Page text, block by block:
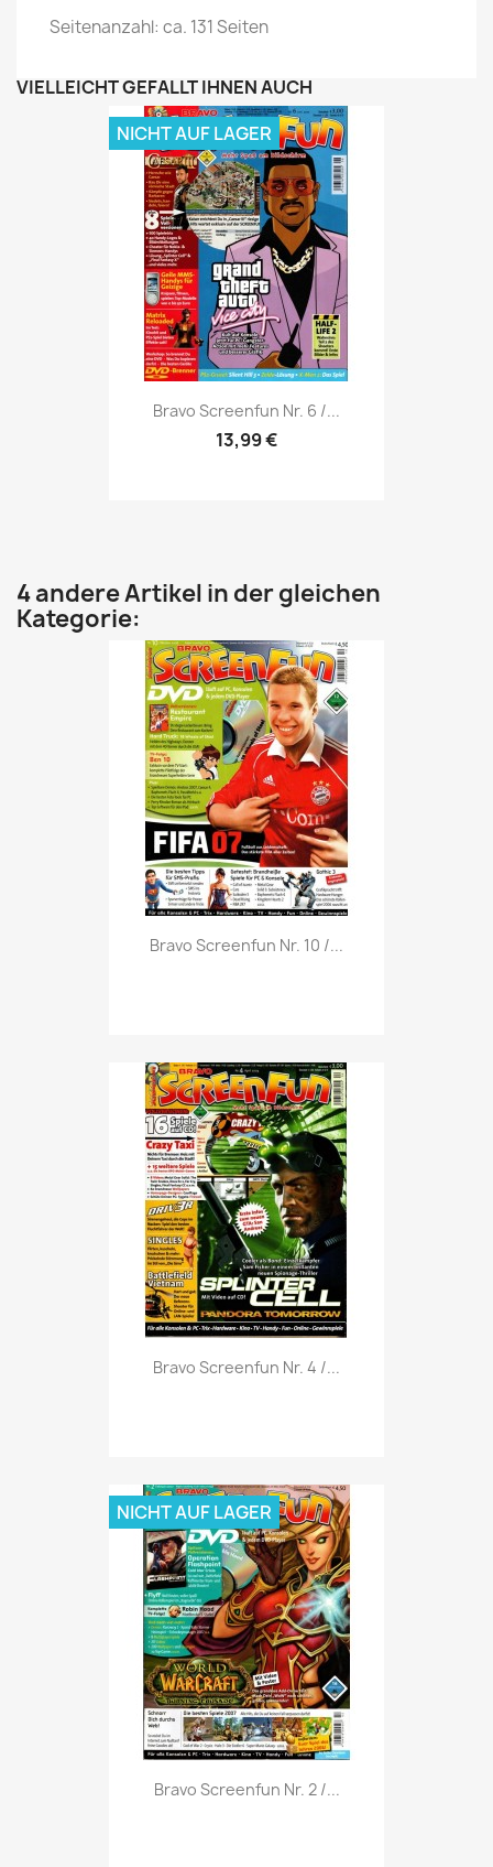
Seitenanzahl: ca. 131 Seiten
VIELLEICHT GEFÄLLT IHNEN AUCH
Vorschau
Bravo Screenfun Nr. 6 /...
13,99 €
NICHT AUF LAGER
4 andere Artikel in der gleichen
Kategorie:
Vorschau
Bravo Screenfun Nr. 10 /...
Vorschau
Bravo Screenfun Nr. 4 /...
Vorschau
Bravo Screenfun Nr. 2 /...
NICHT AUF LAGER